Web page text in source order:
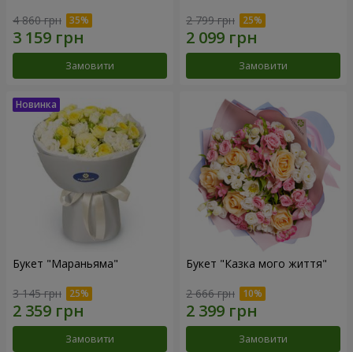
4 860 грн
Замовити
2 799 грн
Замовити
Букет "Мараньяма"
3 145 грн
Замовити
Букет "Казка мого життя"
2 666 грн
Замовити